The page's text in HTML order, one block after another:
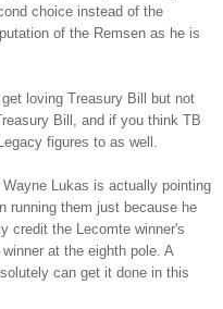
choice instead of the
of the Remsen as he is
get loving Treasury Bill but not
Bill, and if you think TB
figures to as well.
Lukas is actually pointing
running them just because he
credit the Lecomte winner's
at the eighth pole. A
can get it done in this